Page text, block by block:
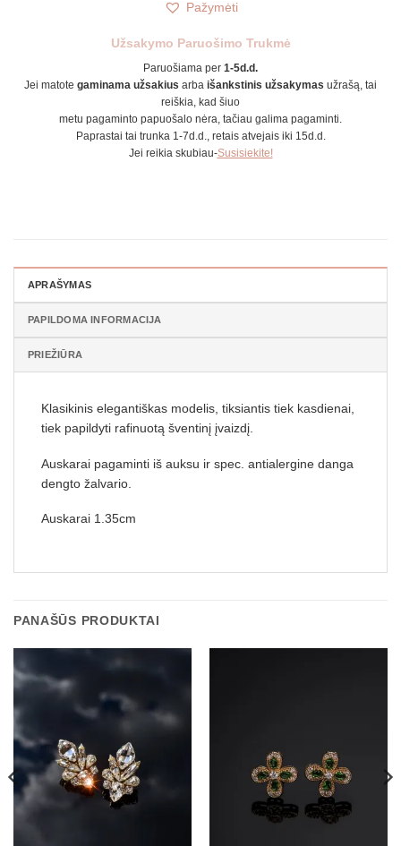
Pažymėti
Užsakymo Paruošimo Trukmė
Paruošiama per 1-5d.d.
Jei matote gaminama užsakius arba išankstinis užsakymas užrašą, tai
reiškia, kad šiuo
metu pagaminto papuošalo nėra, tačiau galima pagaminti.
Paprastai tai trunka 1-7d.d., retais atvejais iki 15d.d.
Jei reikia skubiau-Susisiekite!
APRAŠYMAS
PAPILDOMA INFORMACIJA
PRIEŽIŪRA
Klasikinis elegantiškas modelis, tiksiantis tiek kasdienai,
tiek papildyti rafinuotą šventinį įvaizdį.
Auskarai pagaminti iš auksu ir spec. antialergine danga
dengto žalvario.
Auskarai 1.35cm
PANAŠŪS PRODUKTAI